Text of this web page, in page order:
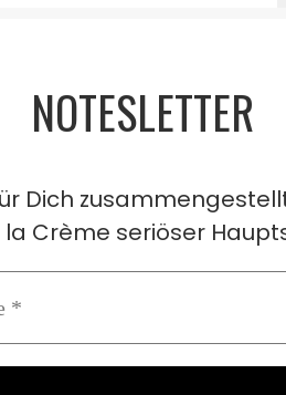
NOTESLETTER
Dich
la Crème seriöser